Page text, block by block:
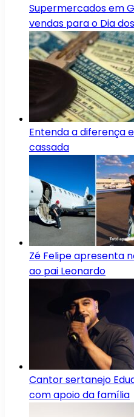
Supermercados em
vendas para o Dia
Entenda a diferença
cassada
Zé Felipe apresenta
ao pai Leonardo
Cantor sertanejo
com apoio da família